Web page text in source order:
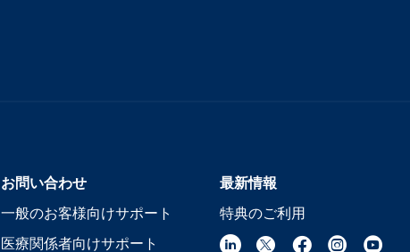
お問い合わせ
一般のお客様向けサポート
医療関係者向けサポート
最新情報
特典のご利用